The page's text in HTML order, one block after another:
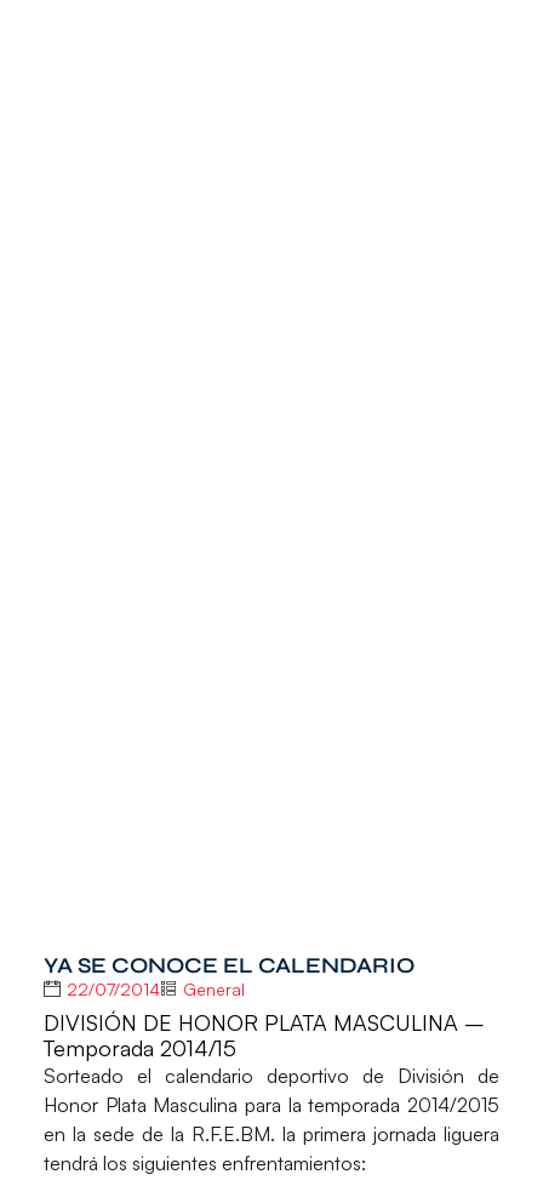
YA SE CONOCE EL CALENDARIO
22/07/2014 General
DIVISIÓN DE HONOR PLATA MASCULINA –
Temporada 2014/15
Sorteado el calendario deportivo de División de
Honor Plata Masculina para la temporada 2014/2015
en la sede de la R.F.E.BM. la primera jornada liguera
tendrá los siguientes enfrentamientos: